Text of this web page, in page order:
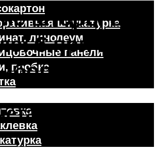
штукатурка
линолеум
панели
пробка
шторы в
6 причин
штор и